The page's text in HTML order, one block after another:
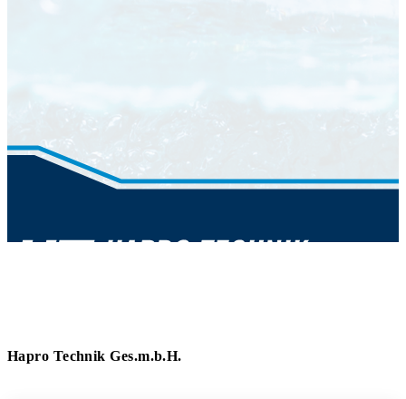
Hapro Technik Ges.m.b.H.